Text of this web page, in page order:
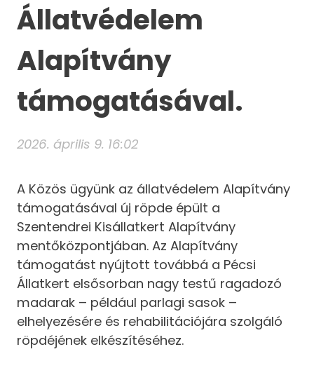
Állatvédelem
Alapítvány
támogatásával.
2026. április 9. 16:02
A Közös ügyünk az állatvédelem Alapítvány
támogatásával új röpde épült a
Szentendrei Kisállatkert Alapítvány
mentőközpontjában. Az Alapítvány
támogatást nyújtott továbbá a Pécsi
Állatkert elsősorban nagy testű ragadozó
madarak – például parlagi sasok –
elhelyezésére és rehabilitációjára szolgáló
röpdéjének elkészítéséhez.